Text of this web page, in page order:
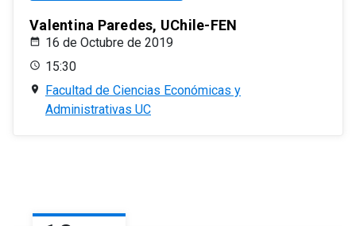
Valentina Paredes, UChile-FEN
16 de Octubre de 2019
15:30
Facultad de Ciencias Económicas y
Administrativas UC